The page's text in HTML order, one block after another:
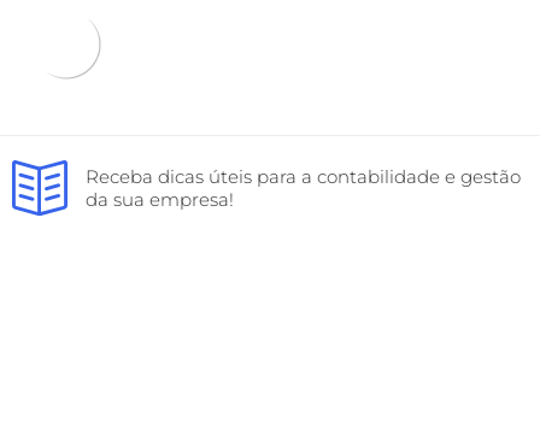
Receba dicas úteis para a contabilidade e gestão
da sua empresa!